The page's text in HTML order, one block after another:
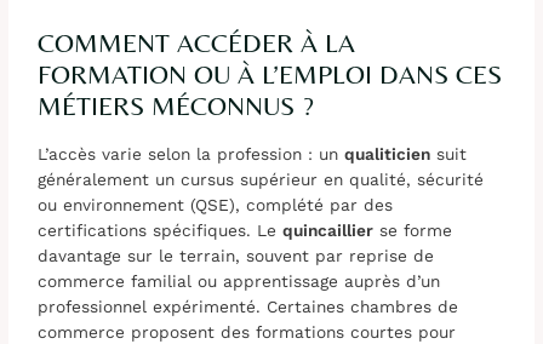
COMMENT ACCÉDER À LA
FORMATION OU À L’EMPLOI DANS CES
MÉTIERS MÉCONNUS ?
L’accès varie selon la profession : unqualiticien suit
généralement un cursus supérieur en qualité, sécurité
ou environnement (QSE), complété par des
certifications spécifiques. Lequincaillier se forme
davantage sur le terrain, souvent par reprise de
commerce familial ou apprentissage auprès d’un
professionnel expérimenté. Certaines chambres de
commerce proposent des formations courtes pour